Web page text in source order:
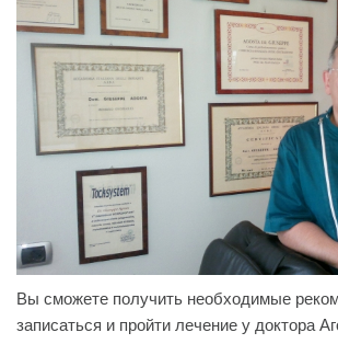
Вы сможете получить необходимые
записаться и пройти лечение у доктора